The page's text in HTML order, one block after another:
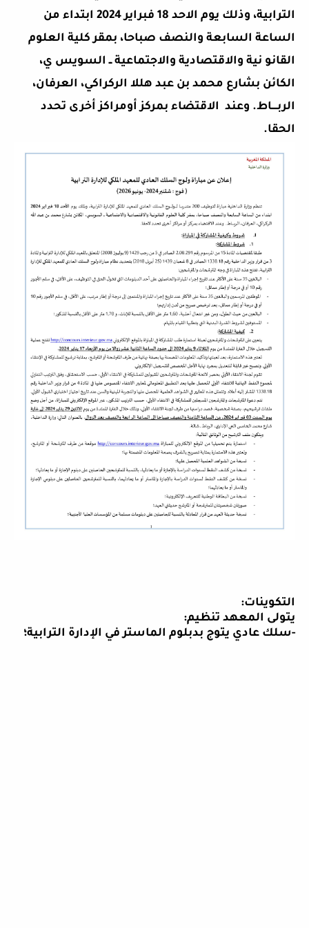
الترابية، وذلك يوم الاحد 18 فبراير 2024 ابتداء من
الساعة السابعة والنصف صباحا، بمقر كلية العلوم
القانو نية والاقتصادية والاجتماعية ــ السويس ي،
الكائن بشارع محمد بن عبد هللا الركراكي، العرفان،
الربــــاط. وعند الاقتضاء بمركز أومراكز أخرى تحدد
الحقا.
التكوينات:
يتولى المعهد تنظيم:
-سلك عادي يتوج بدبلوم الماستر في الإدارة الترابية؛